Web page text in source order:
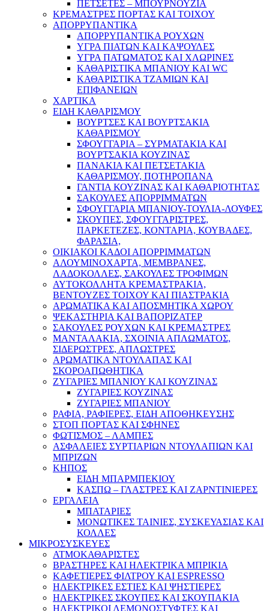
ΠΕΤΣΕΤΕΣ – ΜΠΟΥΡΝΟΥΖΙΑ
ΚΡΕΜΑΣΤΡΕΣ ΠΟΡΤΑΣ ΚΑΙ ΤΟΙΧΟΥ
ΑΠΟΡΡΥΠΑΝΤΙΚΑ
ΑΠΟΡΡΥΠΑΝΤΙΚΑ ΡΟΥΧΩΝ
ΥΓΡΑ ΠΙΑΤΩΝ ΚΑΙ ΚΑΨΟΥΛΕΣ
ΥΓΡΑ ΠΑΤΩΜΑΤΟΣ ΚΑΙ ΧΛΩΡΙΝΕΣ
ΚΑΘΑΡΙΣΤΙΚΑ ΜΠΑΝΙΟΥ ΚΑΙ WC
ΚΑΘΑΡΙΣΤΙΚΑ ΤΖΑΜΙΩΝ ΚΑΙ
ΕΠΙΦΑΝΕΙΩΝ
ΧΑΡΤΙΚΑ
ΕΙΔΗ ΚΑΘΑΡΙΣΜΟΥ
ΒΟΥΡΤΣΕΣ ΚΑΙ ΒΟΥΡΤΣΑΚΙΑ
ΚΑΘΑΡΙΣΜΟΥ
ΣΦΟΥΓΓΑΡΙΑ – ΣΥΡΜΑΤΑΚΙΑ ΚΑΙ
ΒΟΥΡΤΣΑΚΙΑ ΚΟΥΖΙΝΑΣ
ΠΑΝΑΚΙΑ ΚΑΙ ΠΕΤΣΕΤΑΚΙΑ
ΚΑΘΑΡΙΣΜΟΥ, ΠΟΤΗΡΟΠΑΝΑ
ΓΑΝΤΙΑ ΚΟΥΖΙΝΑΣ ΚΑΙ ΚΑΘΑΡΙΟΤΗΤΑΣ
ΣΑΚΟΥΛΕΣ ΑΠΟΡΡΙΜΜΑΤΩΝ
ΣΦΟΥΓΓΑΡΙΑ ΜΠΑΝΙΟΥ-ΤΟΥΛΙΑ-ΛΟΥΦΕΣ
ΣΚΟΥΠΕΣ, ΣΦΟΥΓΓΑΡΙΣΤΡΕΣ,
ΠΑΡΚΕΤΕΖΕΣ, ΚΟΝΤΑΡΙΑ, ΚΟΥΒΑΔΕΣ,
ΦΑΡΑΣΙΑ,
ΟΙΚΙΑΚΟΙ ΚΑΔΟΙ ΑΠΟΡΡΙΜΜΑΤΩΝ
ΑΛΟΥΜΙΝΟΧΑΡΤΑ, ΜΕΜΒΡΑΝΕΣ,
ΛΑΔΟΚΟΛΛΕΣ, ΣΑΚΟΥΛΕΣ ΤΡΟΦΙΜΩΝ
ΑΥΤΟΚΟΛΛΗΤΑ ΚΡΕΜΑΣΤΡΑΚΙΑ,
ΒΕΝΤΟΥΖΕΣ ΤΟΙΧΟΥ ΚΑΙ ΠΙΑΣΤΡΑΚΙΑ
ΑΡΩΜΑΤΙΚΑ KAI ΑΠΟΣΜΗΤΙΚΑ ΧΩΡΟΥ
ΨΕΚΑΣΤΗΡΙΑ ΚΑΙ ΒΑΠΟΡΙΖΑΤΕΡ
ΣΑΚΟΥΛΕΣ ΡΟΥΧΩΝ ΚΑΙ ΚΡΕΜΑΣΤΡΕΣ
ΜΑΝΤΑΛΑΚΙΑ, ΣΧΟΙΝΙΑ ΑΠΛΩΜΑΤΟΣ,
ΣΙΔΕΡΩΣΤΡΕΣ, ΑΠΛΩΣΤΡΕΣ
ΑΡΩΜΑΤΙΚΑ ΝΤΟΥΛΑΠΑΣ ΚΑΙ
ΣΚΟΡΟΑΠΩΘΗΤΙΚΑ
ΖΥΓΑΡΙΕΣ ΜΠΑΝΙΟΥ ΚΑΙ ΚΟΥΖΙΝΑΣ
ΖΥΓΑΡΙΕΣ ΚΟΥΖΙΝΑΣ
ΖΥΓΑΡΙΕΣ ΜΠΑΝΙΟΥ
ΡΑΦΙΑ, ΡΑΦΙΕΡΕΣ, ΕΙΔΗ ΑΠΟΘΗΚΕΥΣΗΣ
ΣΤΟΠ ΠΟΡΤΑΣ ΚΑΙ ΣΦΗΝΕΣ
ΦΩΤΙΣΜΟΣ – ΛΑΜΠΕΣ
ΑΣΦΑΛΕΙΕΣ ΣΥΡΤΙΑΡΙΩΝ ΝΤΟΥΛΑΠΙΩΝ ΚΑΙ
ΜΠΡΙΖΩΝ
ΚΗΠΟΣ
ΕΙΔΗ ΜΠΑΡΜΠΕΚΙΟΥ
ΚΑΣΠΩ – ΓΛΑΣΤΡΕΣ ΚΑΙ ΖΑΡΝΤΙΝΙΕΡΕΣ
ΕΡΓΑΛΕΙΑ
ΜΠΑΤΑΡΙΕΣ
ΜΟΝΩΤΙΚΕΣ ΤΑΙΝΙΕΣ, ΣΥΣΚΕΥΑΣΙΑΣ ΚΑΙ
ΚΟΛΛΕΣ
ΜΙΚΡΟΣΥΣΚΕΥΕΣ
ΑΤΜΟΚΑΘΑΡΙΣΤΕΣ
ΒΡΑΣΤΗΡΕΣ ΚΑΙ ΗΛΕΚΤΡΙΚΑ ΜΠΡΙΚΙΑ
ΚΑΦΕΤΙΕΡΕΣ ΦΙΛΤΡΟΥ ΚΑΙ ESPRESSO
ΗΛΕΚΤΡΙΚΕΣ ΕΣΤΙΕΣ ΚΑΙ ΨΗΣΤΙΕΡΕΣ
ΗΛΕΚΤΡΙΚΕΣ ΣΚΟΥΠΕΣ ΚΑΙ ΣΚΟΥΠΑΚΙΑ
ΗΛΕΚΤΡΙΚΟΙ ΛΕΜΟΝΟΣΤΥΦΤΕΣ ΚΑΙ